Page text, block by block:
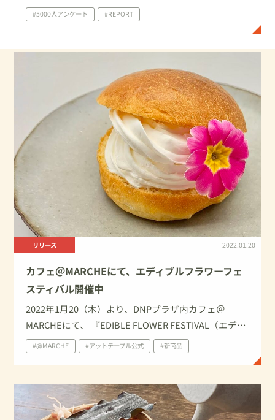
今回は、2021年12月に家庭で実施したイベント・行事
について、及びクリスマスの過ごし方についての調査
#5000人アンケート #REPORT
リリース 2022.01.20
カフェ＠MARCHEにて、エディブルフラワーフェ
スティバル開催中
2022年1月20（木）より、DNPプラザ内カフェ＠
MARCHEにて、 『EDIBLE FLOWER FESTIVAL（エディ
ブルフラワー フェスティバル）』を開催中です。 期
間中、エディブルフラワー（食用花）を添えたデザー
#@MARCHE #アットテーブル公式 #新商品